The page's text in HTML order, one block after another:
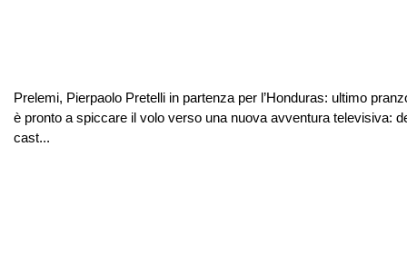
Prelemi, Pierpaolo Pretelli in partenza per l’Honduras: ultimo
è pronto a spiccare il volo verso una nuova avventura televisiva:
cast...